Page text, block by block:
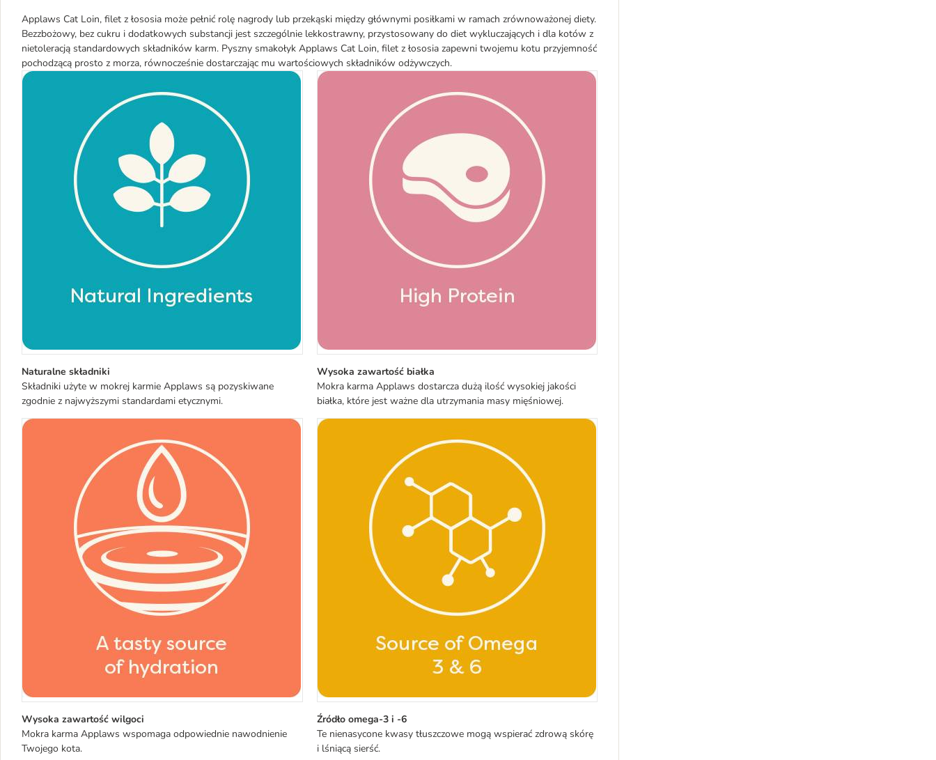
Applaws Cat Loin, filet z łososia może pełnić rolę nagrody lub przekąski między głównymi posiłkami w ramach zrównoważonej diety.
Bezzbożowy, bez cukru i dodatkowych substancji jest szczególnie lekkostrawny, przystosowany do diet wykluczających i dla kotów z
nietoleracją standardowych składników karm. Pyszny smakołyk Applaws Cat Loin, filet z łososia zapewni twojemu kotu przyjemność
pochodzącą prosto z morza, równocześnie dostarczając mu wartościowych składników odżywczych.
Naturalne składniki
Składniki użyte w mokrej karmie Applaws są pozyskiwane
zgodnie z najwyższymi standardami etycznymi.
Wysoka zawartość białka
Mokra karma Applaws dostarcza dużą ilość wysokiej jakości
białka, które jest ważne dla utrzymania masy mięśniowej.
Wysoka zawartość wilgoci
Mokra karma Applaws wspomaga odpowiednie nawodnienie
Twojego kota.
Źródło omega-3 i -6
Te nienasycone kwasy tłuszczowe mogą wspierać zdrową skórę
i lśniącą sierść.